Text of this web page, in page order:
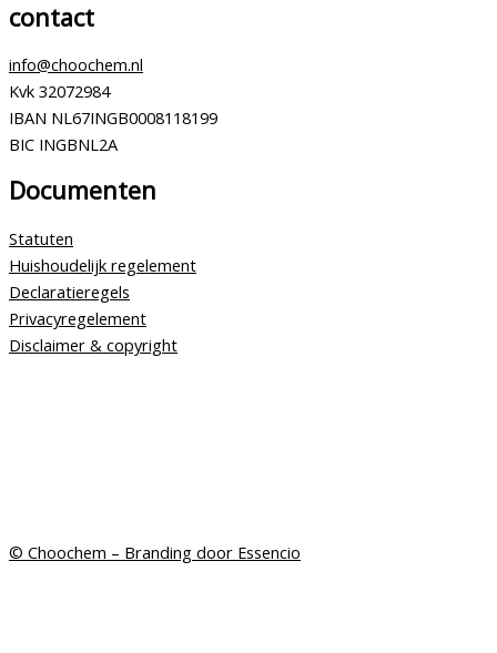
contact
info@choochem.nl
Kvk 32072984
IBAN NL67INGB0008118199
BIC INGBNL2A
Documenten
Statuten
Huishoudelijk regelement
Declaratieregels
Privacyregelement
Disclaimer & copyright
© Choochem – Branding door Essencio